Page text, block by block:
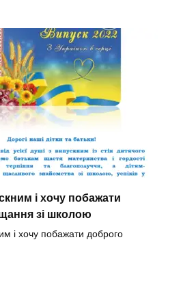
і хочу побажати
зі школою
і хочу побажати доброго